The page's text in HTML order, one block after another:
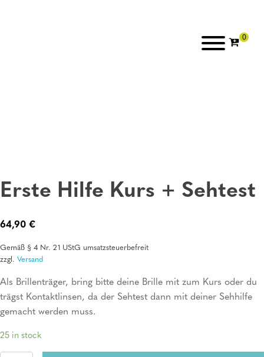
Erste Hilfe Kurs + Sehtest
64,90 €
Gemäß § 4 Nr. 21 UStG umsatzsteuerbefreit
zzgl. Versand
Als Brillenträger, bring bitte deine Brille mit zum Kurs oder du
trägst Kontaktlinsen, da der Sehtest dann mit deiner Sehhilfe
gemacht werden muss.
25 in stock